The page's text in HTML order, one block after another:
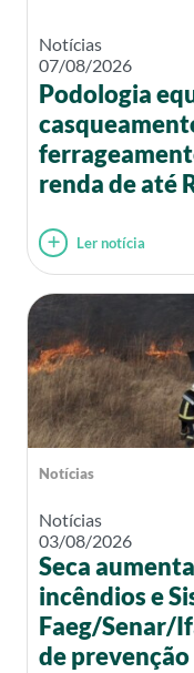
Notícias
07/08/2026
Podologia
renda de até
Ler notícia
Notícias
Notícias
03/08/2026
Seca
incêndios e
Faeg/Senar/
de prevenção